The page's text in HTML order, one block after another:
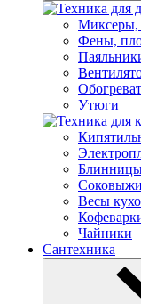
Миксеры,
Фены,
Утюги
Весы
Чайники
Сантехника